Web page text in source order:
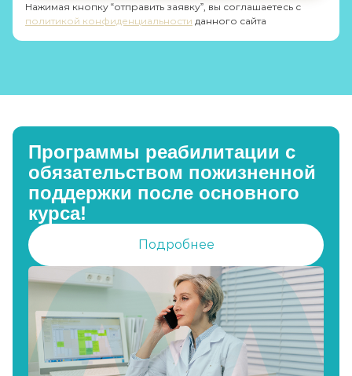
Нажимая кнопку “отправить заявку”, вы соглашаетесь с
политикой конфиденциальности данного сайта
Программы реабилитации с
обязательством пожизненной
поддержки после основного
курса!
Подробнее